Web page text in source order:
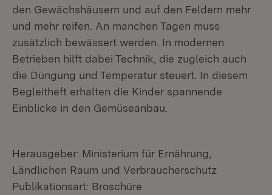
den Gewächshäusern und auf den Feldern mehr
und mehr reifen. An manchen Tagen muss
zusätzlich bewässert werden. In modernen
Betrieben hilft dabei Technik, die zugleich auch
die Düngung und Temperatur steuert. In diesem
Begleitheft erhalten die Kinder spannende
Einblicke in den Gemüseanbau.
Herausgeber: Ministerium für Ernährung,
Ländlichen Raum und Verbraucherschutz
Publikationsart: Broschüre